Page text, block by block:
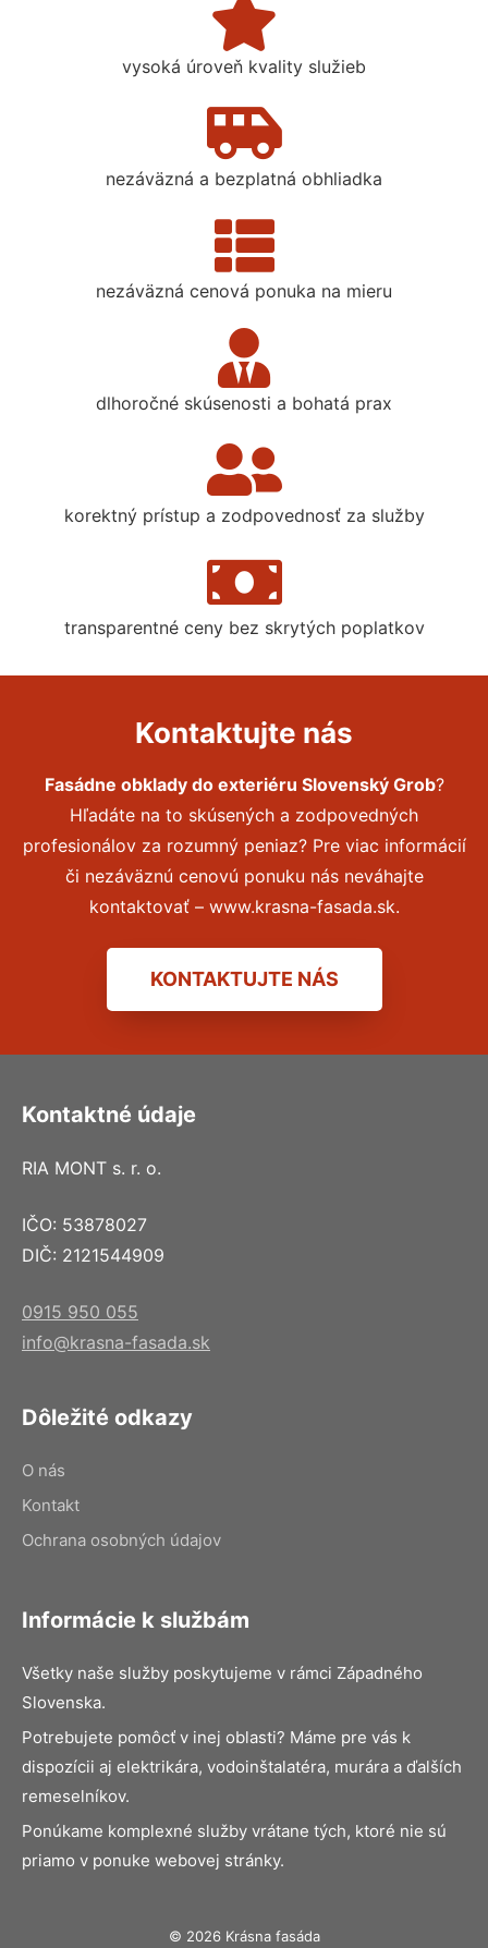
vysoká úroveň kvality služieb
nezáväzná a bezplatná obhliadka
nezáväzná cenová ponuka na mieru
dlhoročné skúsenosti a bohatá prax
korektný prístup a zodpovednosť za služby
transparentné ceny bez skrytých poplatkov
Kontaktujte nás
Fasádne obklady do exteriéru Slovenský Grob?
Hľadáte na to skúsených a zodpovedných
profesionálov za rozumný peniaz? Pre viac informácií
či nezáväznú cenovú ponuku nás neváhajte
kontaktovať – www.krasna-fasada.sk.
KONTAKTUJTE NÁS
Kontaktné údaje
RIA MONT s. r. o.
IČO: 53878027
DIČ: 2121544909
0915 950 055
info@krasna-fasada.sk
Dôležité odkazy
O nás
Kontakt
Ochrana osobných údajov
Informácie k službám
Všetky naše služby poskytujeme v rámci Západného
Slovenska.
Potrebujete pomôcť v inej oblasti? Máme pre vás k
dispozícii aj elektrikára, vodoinštalatéra, murára a ďalších
remeselníkov.
Ponúkame komplexné služby vrátane tých, ktoré nie sú
priamo v ponuke webovej stránky.
© 2026 Krásna fasáda